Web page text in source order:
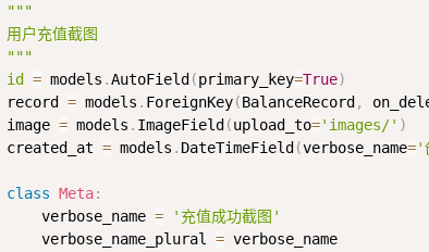
"""
户充值截图
"""
id = models .AutoField(primary_key=True)
record
= models . ForeignKey(BalanceRecord,
image
= models . ImageField(upload_to='images/' )
created_at
= models . DateTimeField(verbose_name='
class Meta:
verbose_name
=
'充值成功截图'
verbose_name_plural
= verbose_name